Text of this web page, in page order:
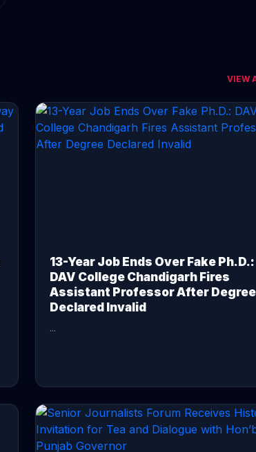
VIEW
13-Year Job Ends Over Fake Ph.D.:
DAV College Chandigarh Fires
Assistant Professor After Degree
Declared Invalid
...